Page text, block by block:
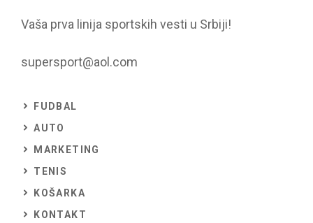
Vaša prva linija sportskih vesti u Srbiji!
supersport@aol.com
FUDBAL
AUTO
MARKETING
TENIS
KOŠARKA
KONTAKT